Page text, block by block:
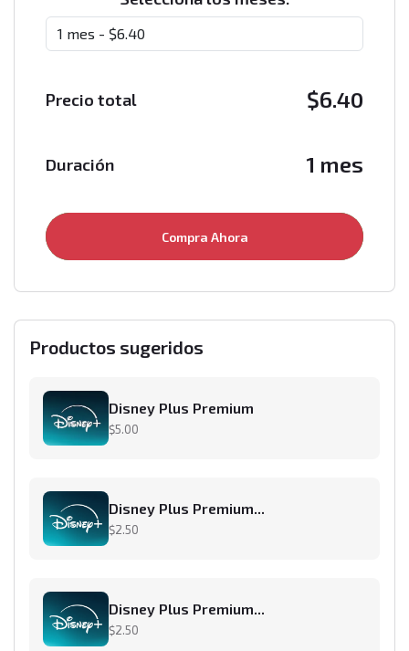
Precio total $6.40
Duración 1 mes
Compra Ahora
Productos sugeridos
Disney Plus Premium
$5.00
Disney Plus Premium...
$2.50
Disney Plus Premium...
$2.50